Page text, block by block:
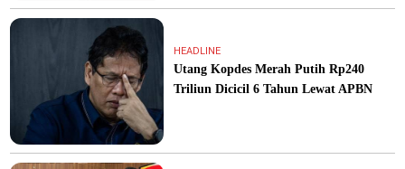
HEADLINE
Utang Kopdes Merah Putih Rp240
Triliun Dicicil 6 Tahun Lewat APBN